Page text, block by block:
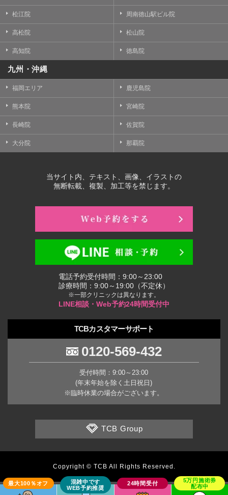
松江院 周南徳山駅ビル院
高松院 松山院
高知院 徳島院
九州・沖縄
福岡エリア 鹿児島院
熊本院 宮崎院
長崎院 佐賀院
大分院 那覇院
当サイト内、テキスト、画像、イラストの
無断転載、複製、加工等を禁じます。
電話予約受付時間：9:00～23:00
診療時間：9:00～19:00（不定休）
※一部クリニックは異なります。
LINE相談・Web予約24時間受付中
TCBカスタマーサポート
0120-569-432
受付時間：9:00～23:00
(年末年始を除く土日祝日)
※臨時休業の場合がございます。
TCB Group
Copyright © TCB All Rights Reserved.